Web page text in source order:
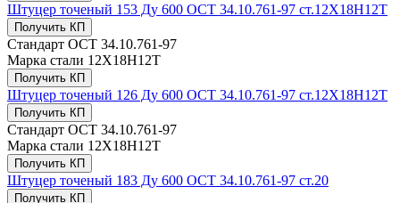
Штуцер точеный 153 Ду 600 ОСТ 34.10.761-97 ст.12Х18Н12Т
Получить КП
Стандарт ОСТ 34.10.761-97
Марка стали 12Х18Н12Т
Получить КП
Штуцер точеный 126 Ду 600 ОСТ 34.10.761-97 ст.12Х18Н12Т
Получить КП
Стандарт ОСТ 34.10.761-97
Марка стали 12Х18Н12Т
Получить КП
Штуцер точеный 183 Ду 600 ОСТ 34.10.761-97 ст.20
Получить КП